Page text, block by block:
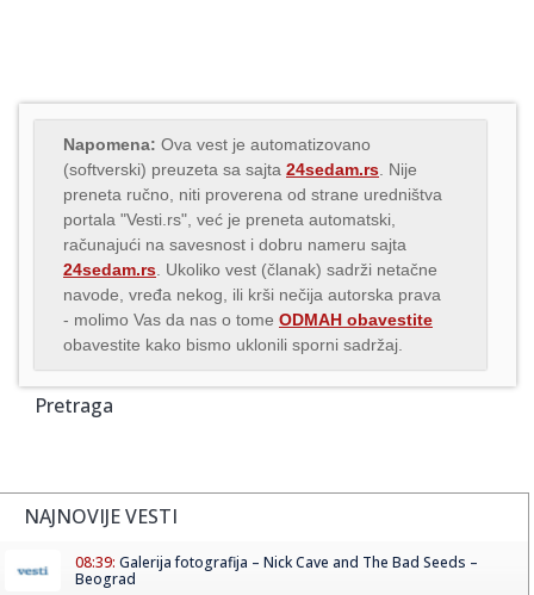
Napomena: Ova vest je automatizovano
(softverski) preuzeta sa sajta 24sedam.rs . Nije
preneta ručno, niti proverena od strane uredništva
portala "Vesti.rs", već je preneta automatski,
računajući na savesnost i dobru nameru sajta
24sedam.rs . Ukoliko vest (članak) sadrži netačne
navode, vređa nekog, ili krši nečija autorska prava
- molimo Vas da nas o tome ODMAH obavestite
obavestite kako bismo uklonili sporni sadržaj.
Pretraga
NAJNOVIJE VESTI
08:39: Galerija fotografija – Nick Cave and The Bad Seeds –
Beograd